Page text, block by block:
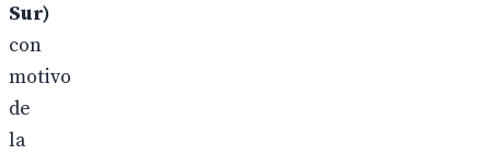
Sur)
con
motivo
de
la